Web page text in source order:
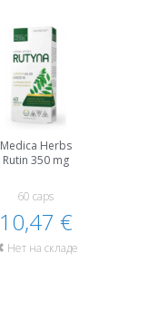
Medica Herbs
Rutin 350 mg
60 caps
10,47 €
Нет на складе